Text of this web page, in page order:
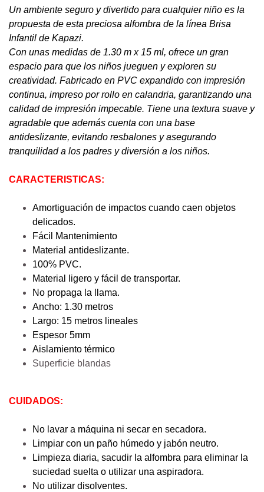
Un ambiente seguro y divertido para cualquier niño es la
propuesta de esta preciosa alfombra de la línea Brisa
Infantil de Kapazi.
Con unas medidas de 1.30 m x 15 ml, ofrece un gran
espacio para que los niños jueguen y exploren su
creatividad. Fabricado en PVC expandido con impresión
continua, impreso por rollo en calandria, garantizando una
calidad de impresión impecable. Tiene una textura suave y
agradable que además cuenta con una base
antideslizante, evitando resbalones y asegurando
tranquilidad a los padres y diversión a los niños.
CARACTERISTICAS:
Amortiguación de impactos cuando caen objetos
delicados.
Fácil Mantenimiento
Material antideslizante.
100% PVC.
Material ligero y fácil de transportar.
No propaga la llama.
Ancho: 1.30 metros
Largo: 15 metros lineales
Espesor 5mm
Aislamiento térmico
Superficie blandas
CUIDADOS:
No lavar a máquina ni secar en secadora.
Limpiar con un paño húmedo y jabón neutro.
Limpieza diaria, sacudir la alfombra para eliminar la
suciedad suelta o utilizar una aspiradora.
No utilizar disolventes.